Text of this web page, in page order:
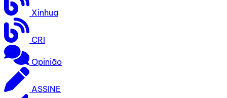
Xinhua
CRI
Opinião
ASSINE